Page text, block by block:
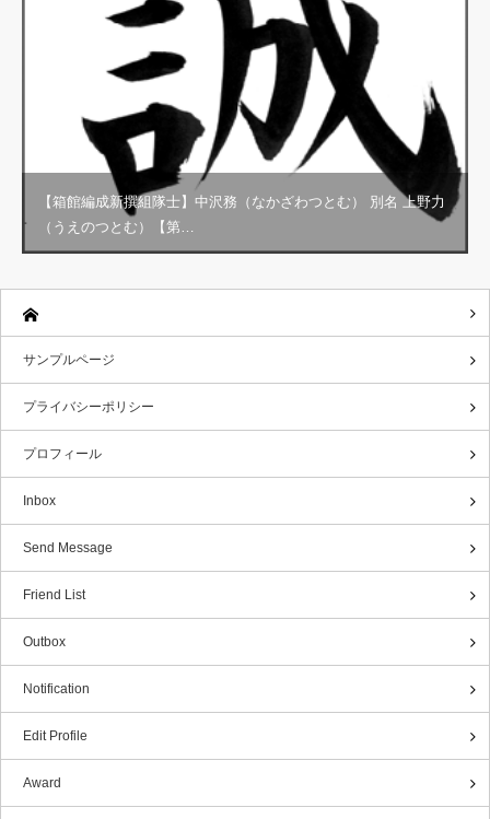
【箱館編成新撰組隊士】中沢務（なかざわつとむ） 別名 上野力
（うえのつとむ）【第…
サンプルページ
プライバシーポリシー
プロフィール
Inbox
Send Message
Friend List
Outbox
Notification
Edit Profile
Award